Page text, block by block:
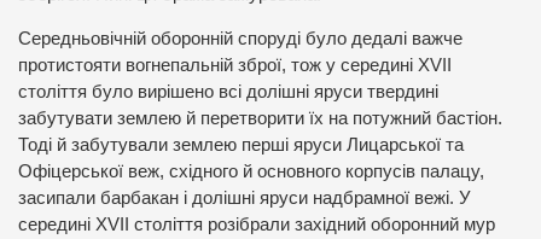
Середньовічній оборонній споруді було дедалі важче
протистояти вогнепальній зброї, тож у середині XVII
століття було вирішено всі долішні яруси твердині
забутувати землею й перетворити їх на потужний бастіон.
Тоді й забутували землею перші яруси Лицарської та
Офіцерської веж, східного й основного корпусів палацу,
засипали барбакан і долішні яруси надбрамної вежі. У
середині XVII століття розібрали західний оборонний мур